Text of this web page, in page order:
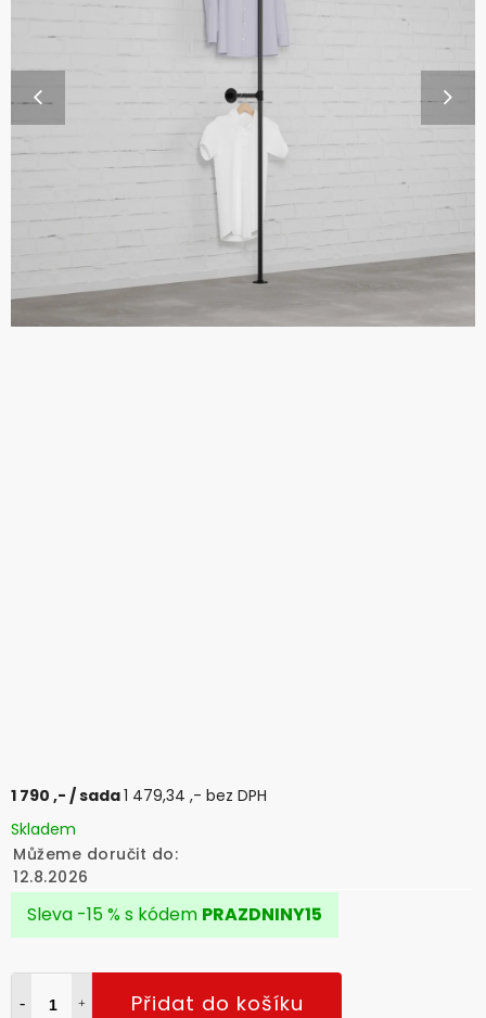
1 790 ,- / sada1 479,34 ,- bez DPH
Skladem
Můžeme doručit do:
12.8.2026
Sleva -15 % s kódem PRAZDNINY15
Přidat do košíku